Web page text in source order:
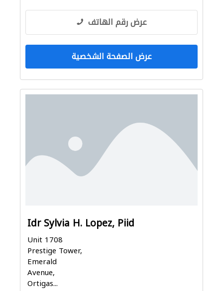
عرض رقم الهاتف
عرض الصفحة الشخصية
Idr Sylvia H. Lopez, Piid
Unit 1708
Prestige Tower,
Emerald
Avenue,
Ortigas...